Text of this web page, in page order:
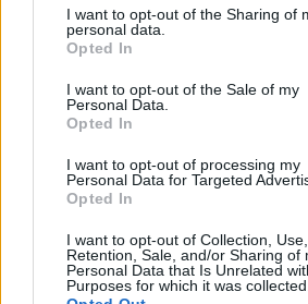
I want to opt-out of the Sharing of
personal data.
Opted In
I want to opt-out of the Sale of my
Personal Data.
Opted In
I want to opt-out of processing my
Personal Data for Targeted
Opted In
I want to opt-out of Collection, Use,
Retention, Sale, and/or Sharing of
Personal Data that Is Unrelated
Purposes for which it was collected.
Ramos
Stade Toulousain :
hausse le ton avant les
de Top 14
Stade Toulousain :
rugby", l'objectif de Paul
les phases finales de
Ajouter
à vos sources